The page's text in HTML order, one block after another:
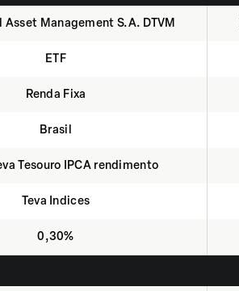
Asset Management S.A. DTVM
ETF
Renda Fixa
Brasil
Tesouro IPCA rendimento
Teva Indices
0,30%